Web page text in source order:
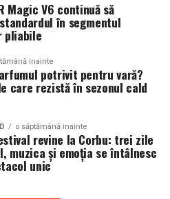
la evenimentele din
poate fi imprevizibila,
includ atat zone urbane,
O masina pregatita
eveniment in siguranta si
conditiile de drum.
ales devine extrem de
Magic V6 continuă să
în segmentul
pliabile
inainte
potrivit pentru vară?
care rezistă în sezonul cald
o săptămână inainte
revine la Corbu: trei zile
muzica și emoția se întâlnesc
unic